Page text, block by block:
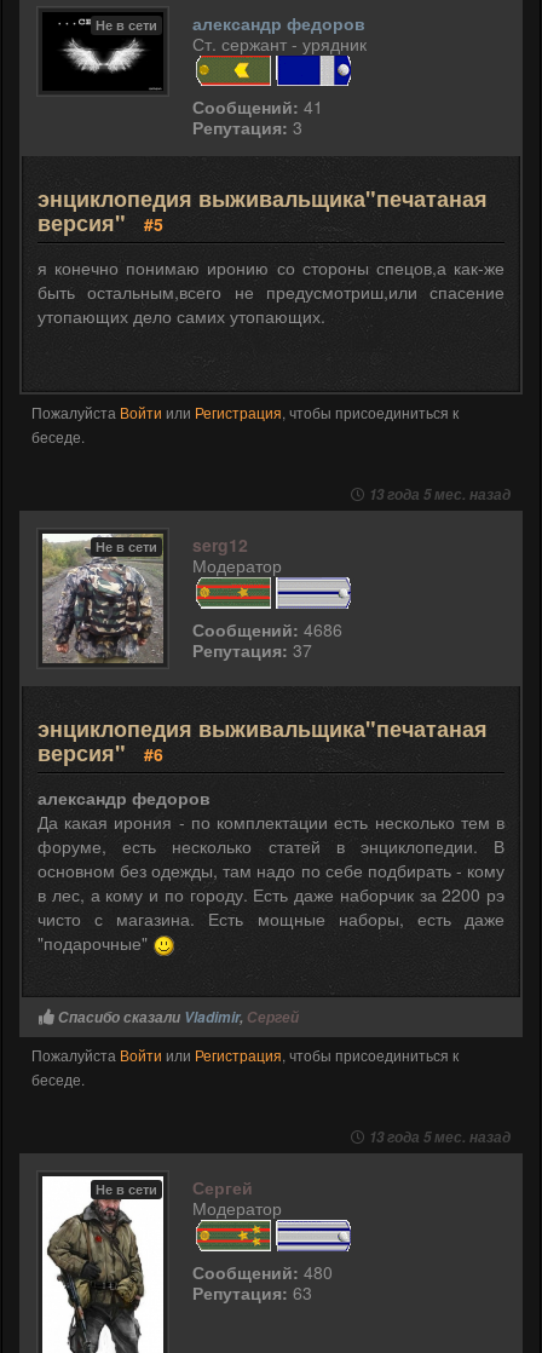
Не в сети
александр федоров
Ст. сержант - урядник
Сообщений: 41
Репутация: 3
энциклопедия выживальщика"печатаная
версия"
#5
я конечно понимаю иронию со стороны спецов,а как-же
быть остальным,всего не предусмотриш,или спасение
утопающих дело самих утопающих.
Пожалуйста Войти или Регистрация, чтобы присоединиться к
беседе.
13 года 5 мес. назад
Не в сети
serg12
Модератор
Сообщений: 4686
Репутация: 37
энциклопедия выживальщика"печатаная
версия"
#6
александр федоров
Да какая ирония - по комплектации есть несколько тем в
форуме, есть несколько статей в энциклопедии. В
основном без одежды, там надо по себе подбирать - кому
в лес, а кому и по городу. Есть даже наборчик за 2200 рэ
чисто с магазина. Есть мощные наборы, есть даже
"подарочные"
Спасибо сказали Vladimir, Сергей
Пожалуйста Войти или Регистрация, чтобы присоединиться к
беседе.
13 года 5 мес. назад
Не в сети
Сергей
Модератор
Сообщений: 480
Репутация: 63